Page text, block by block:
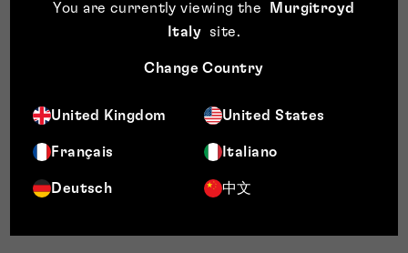
You are currently viewing the
Murgitroyd
Italy
site.
Change Country
United Kingdom United States
Français Italiano
Deutsch 中文
Che cos'è il copyright
Cos'è una violazione del diritto d'autore?